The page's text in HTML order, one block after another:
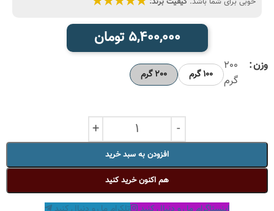
5,400,000 تومان
وزن
200
گرم
100 گرم 200 گرم
افزودن به سبد خرید
هم اکنون خرید کنید